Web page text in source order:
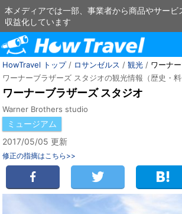
本メディアでは一部、事業者から商品やサービ
収益化しています
HowTravel トップ/ ロサンゼルス / 観光 / ワーナ
ワーナーブラザーズ スタジオの観光情報（歴史・
ワーナーブラザーズ スタジオ
Warner Brothers studio
ミュージアム
2017/05/05 更新
修正の指摘はこちら>>